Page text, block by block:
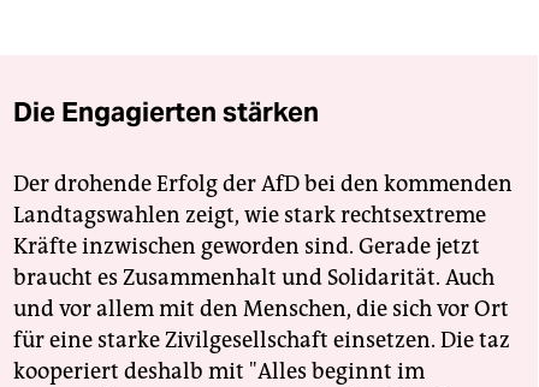
Die Engagierten stärken
Der drohende Erfolg der AfD bei den kommenden
Landtagswahlen zeigt, wie stark rechtsextreme
Kräfte inzwischen geworden sind. Gerade jetzt
braucht es Zusammenhalt und Solidarität. Auch
und vor allem mit den Menschen, die sich vor Ort
für eine starke Zivilgesellschaft einsetzen. Die taz
kooperiert deshalb mit "Alles beginnt im